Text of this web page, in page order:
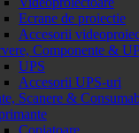
Ecrane de proiectie
Accesorii
Componente &
UPS
Accesorii UPS-uri
Scanere &